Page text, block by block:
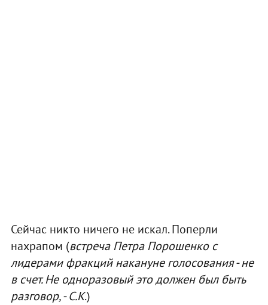
Сейчас никто ничего не искал. Поперли
нахрапом (встреча Петра Порошенко с
лидерами фракций накануне голосования - не
в счет. Не одноразовый это должен был быть
разговор, - С.К.)